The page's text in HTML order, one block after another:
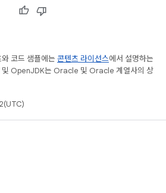
코드 샘플에는 콘텐츠 라이선스에서 설명하는
및 OpenJDK는 Oracle 및 Oracle 계열사의 상